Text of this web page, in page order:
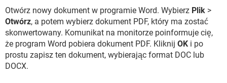
Otwórz nowy dokument w programie Word. Wybierz Plik >
Otwórz, a potem wybierz dokument PDF, który ma zostać
skonwertowany. Komunikat na monitorze poinformuje cię,
że program Word pobiera dokument PDF. Kliknij OK i po
prostu zapisz ten dokument, wybierając format DOC lub
DOCX.